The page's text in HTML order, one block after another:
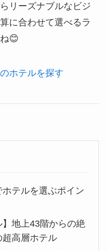
リーズナブルなビジ
に合わせて選べるラ
😊
ホテルを探す
テルを選ぶポイン
】地上43階からの絶
高層ホテル